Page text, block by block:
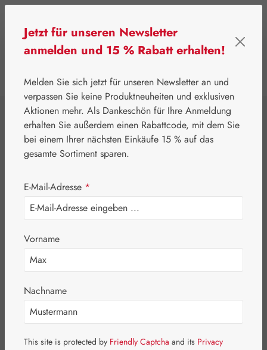
⌂ Gall Pharma Fit-Linie
Gelenk-Fit HC
Kapseln
Bildergalerie überspringen
Jetzt für unseren Newsletter
anmelden und 15 % Rabatt erhalten!
Melden Sie sich jetzt für unseren Newsletter an und
verpassen Sie keine Produktneuheiten und exklusiven
Aktionen mehr. Als Dankeschön für Ihre Anmeldung
erhalten Sie außerdem einen Rabattcode, mit dem Sie
bei einem Ihrer nächsten Einkäufe 15 % auf das
gesamte Sortiment sparen.
E-Mail-Adresse *
Vorname
Nachname
This site is protected by Friendly Captcha and its Privacy